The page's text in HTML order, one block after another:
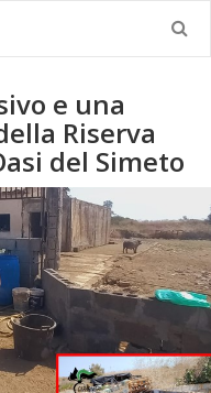
e una
Riserva
del Simeto